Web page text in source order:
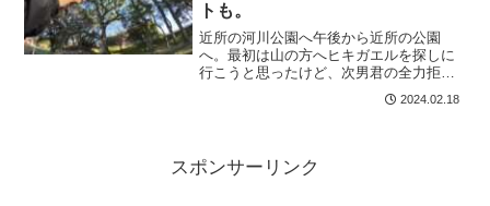
トも。
近所の河川公園へ午後から近所の公園
へ。最初は山の方へヒキガエルを探しに
行こうと思ったけど、次男君の全力拒否
具。プーリーシステムは25倍力だけど、
2024.02.18
スポンサーリンク